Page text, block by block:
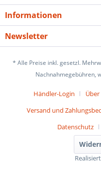
Informationen
Newsletter
* Alle Preise inkl. gesetzl.
Nachnahmegebühren,
Händler-Login
Versand und
Datenschutz